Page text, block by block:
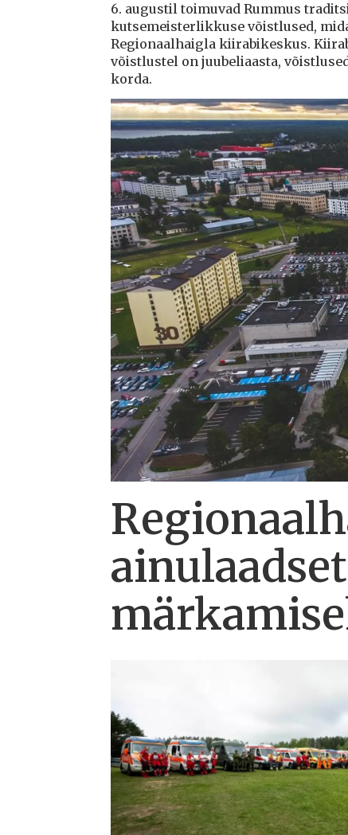
6. augustil toimuvad Rummus
kutsemeisterlikkuse võistlused,
Regionaalhaigla kiirabikeskus.
võistlustel on juubeliaasta,
korda.